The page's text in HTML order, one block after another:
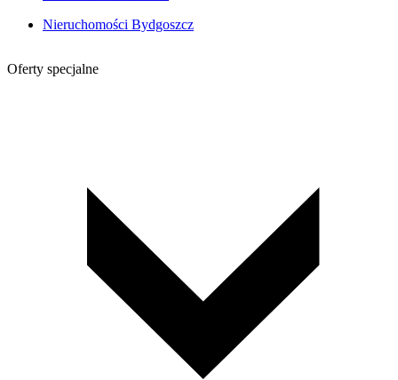
Nieruchomości Bydgoszcz
Oferty specjalne